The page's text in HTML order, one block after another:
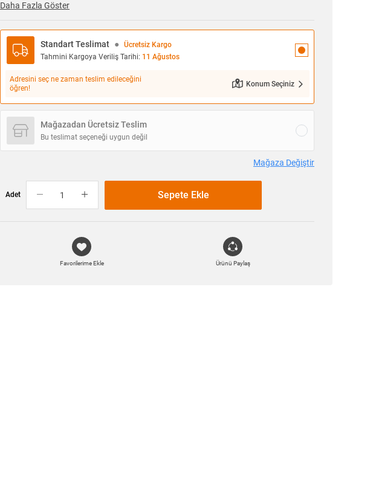
Daha Fazla Göster
Standart Teslimat ●
Ücretsiz Kargo
Tahmini Kargoya Veriliş Tarihi: 11 Ağustos
Adresini seç ne zaman teslim edileceğini
öğren!
Konum Seçiniz
Mağazadan Ücretsiz Teslim
Bu teslimat seçeneği uygun değil
Mağaza Değiştir
Adet Sepete Ekle
Favorilerime Ekle Ürünü Paylaş